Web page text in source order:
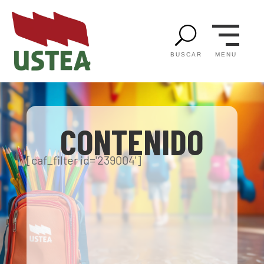
U
BUSCAR MENU
CONTENIDO
[caf_filter id='239004']